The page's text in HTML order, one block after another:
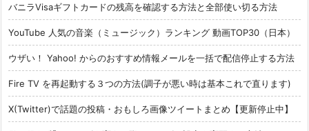
バニラVisaギフトカードの残高を確認する方法と全部使い切る方法
YouTube 人気の音楽（ミュージック）ランキング 動画TOP30（日本）
ウザい！ Yahoo! からのおすすめ情報メールを一括で配信停止する方法
Fire TV を再起動する３つの方法(調子が悪い時は基本これで直ります)
X(Twitter)で話題の投稿・おもしろ画像ツイートまとめ【更新停止中】